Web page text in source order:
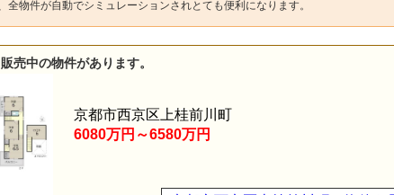
全物件が自動でシミュレーションされとても便利になります。
売中の物件があります。
京都市西京区上桂前川町
6080万円～6580万円